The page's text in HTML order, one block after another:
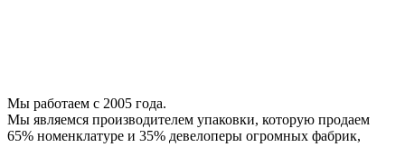
Мы работаем с 2005 года.
Мы являемся производителем упаковки, которую продаем
65% номенклатуре и 35% девелоперы огромных фабрик,